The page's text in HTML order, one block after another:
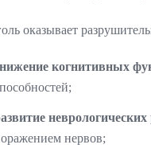
оказывает
когнитивных
неврологических
нервов;